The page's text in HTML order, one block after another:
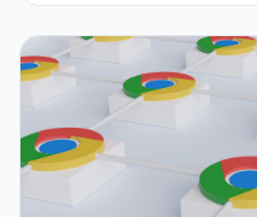
置の実装まで機能を停止。
定義が問われている。